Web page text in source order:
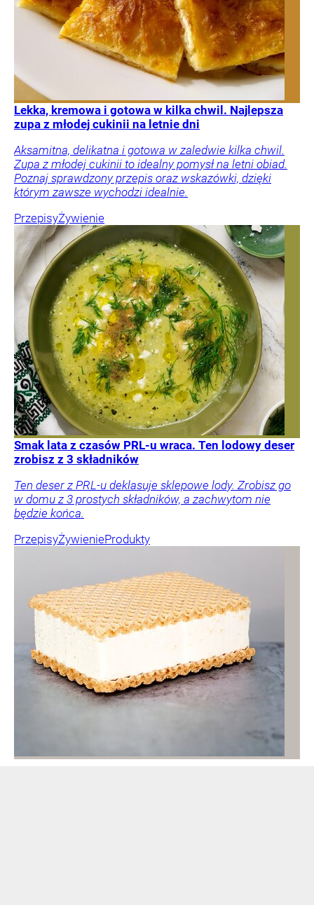
Lekka, kremowa i gotowa w kilka chwil. Najlepsza
zupa z młodej cukinii na letnie dni
Aksamitna, delikatna i gotowa w zaledwie kilka chwil.
Zupa z młodej cukinii to idealny pomysł na letni obiad.
Poznaj sprawdzony przepis oraz wskazówki, dzięki
którym zawsze wychodzi idealnie.
PrzepisyŻywienie
Smak lata z czasów PRL-u wraca. Ten lodowy deser
zrobisz z 3 składników
Ten deser z PRL-u deklasuje sklepowe lody. Zrobisz go
w domu z 3 prostych składników, a zachwytom nie
będzie końca.
PrzepisyŻywienieProdukty